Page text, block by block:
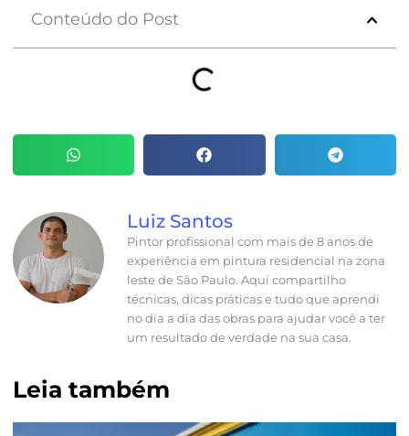
Conteúdo do Post
Luiz Santos
Pintor profissional com mais de 8 anos de
experiência em pintura residencial na zona
leste de São Paulo. Aqui compartilho
técnicas, dicas práticas e tudo que aprendi
no dia a dia das obras para ajudar você a ter
um resultado de verdade na sua casa.
Leia também